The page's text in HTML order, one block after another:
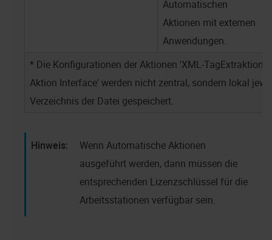
Automatischen
Aktionen mit externen
Anwendungen.
* Die Konfigurationen der Aktionen 'XML-
Aktion Interface' werden nicht zentral, sondern lokal
Verzeichnis der Datei gespeichert.
Wenn Automatische Aktionen
ausgeführt werden, dann müssen die
entsprechenden Lizenzschlüssel für die
Arbeitsstationen verfügbar sein.